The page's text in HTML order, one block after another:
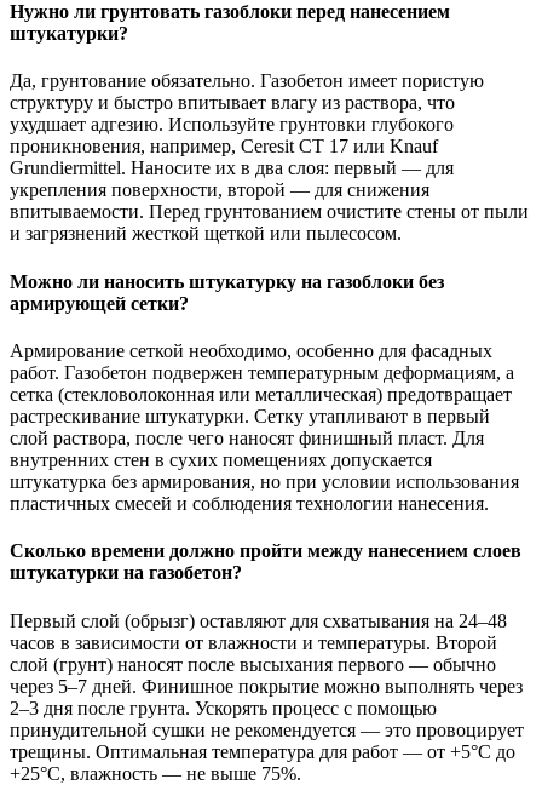
Нужно ли грунтовать газоблоки перед нанесением
штукатурки?
Да, грунтование обязательно. Газобетон имеет пористую
структуру и быстро впитывает влагу из раствора, что
ухудшает адгезию. Используйте грунтовки глубокого
проникновения, например, Ceresit CT 17 или Knauf
Grundiermittel. Наносите их в два слоя: первый — для
укрепления поверхности, второй — для снижения
впитываемости. Перед грунтованием очистите стены от пыли
и загрязнений жесткой щеткой или пылесосом.
Можно ли наносить штукатурку на газоблоки без
армирующей сетки?
Армирование сеткой необходимо, особенно для фасадных
работ. Газобетон подвержен температурным деформациям, а
сетка (стекловолоконная или металлическая) предотвращает
растрескивание штукатурки. Сетку утапливают в первый
слой раствора, после чего наносят финишный пласт. Для
внутренних стен в сухих помещениях допускается
штукатурка без армирования, но при условии использования
пластичных смесей и соблюдения технологии нанесения.
Сколько времени должно пройти между нанесением слоев
штукатурки на газобетон?
Первый слой (обрызг) оставляют для схватывания на 24–48
часов в зависимости от влажности и температуры. Второй
слой (грунт) наносят после высыхания первого — обычно
через 5–7 дней. Финишное покрытие можно выполнять через
2–3 дня после грунта. Ускорять процесс с помощью
принудительной сушки не рекомендуется — это провоцирует
трещины. Оптимальная температура для работ — от +5°C до
+25°C, влажность — не выше 75%.